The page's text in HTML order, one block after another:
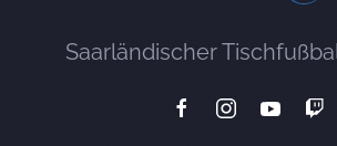
Saarländischer